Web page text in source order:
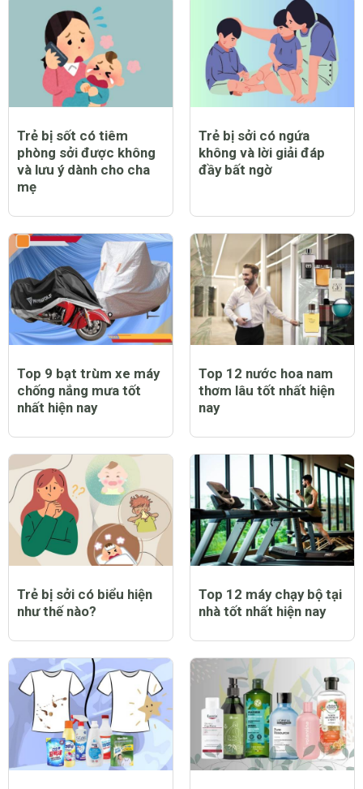
Trẻ bị sốt có tiêm
phòng sởi được không
và lưu ý dành cho cha
mẹ
Trẻ bị sởi có ngứa
không và lời giải đáp
đầy bất ngờ
Top 9 bạt trùm xe máy
chống nắng mưa tốt
nhất hiện nay
Top 12 nước hoa nam
thơm lâu tốt nhất hiện
nay
Trẻ bị sởi có biểu hiện
như thế nào?
Top 12 máy chạy bộ tại
nhà tốt nhất hiện nay